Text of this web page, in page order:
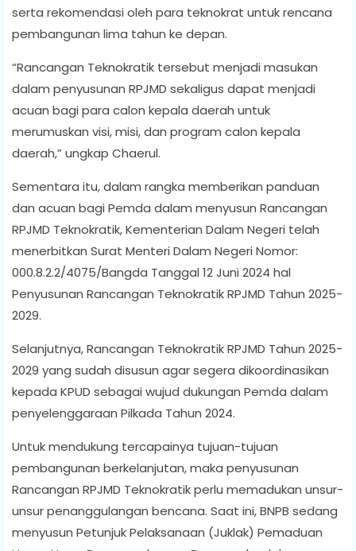
serta rekomendasi oleh para teknokrat untuk rencana
pembangunan lima tahun ke depan.
“Rancangan Teknokratik tersebut menjadi masukan
dalam penyusunan RPJMD sekaligus dapat menjadi
acuan bagi para calon kepala daerah untuk
merumuskan visi, misi, dan program calon kepala
daerah,” ungkap Chaerul.
Sementara itu, dalam rangka memberikan panduan
dan acuan bagi Pemda dalam menyusun Rancangan
RPJMD Teknokratik, Kementerian Dalam Negeri telah
menerbitkan Surat Menteri Dalam Negeri Nomor:
000.8.2.2/4075/Bangda Tanggal 12 Juni 2024 hal
Penyusunan Rancangan Teknokratik RPJMD Tahun 2025-
2029.
Selanjutnya, Rancangan Teknokratik RPJMD Tahun 2025-
2029 yang sudah disusun agar segera dikoordinasikan
kepada KPUD sebagai wujud dukungan Pemda dalam
penyelenggaraan Pilkada Tahun 2024.
Untuk mendukung tercapainya tujuan-tujuan
pembangunan berkelanjutan, maka penyusunan
Rancangan RPJMD Teknokratik perlu memadukan unsur-
unsur penanggulangan bencana. Saat ini, BNPB sedang
menyusun Petunjuk Pelaksanaan (Juklak) Pemaduan